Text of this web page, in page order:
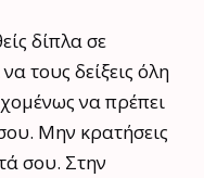
δίπλα σε
τους δείξεις όλη
να πρέπει
Μην κρατήσεις
σου. Στην